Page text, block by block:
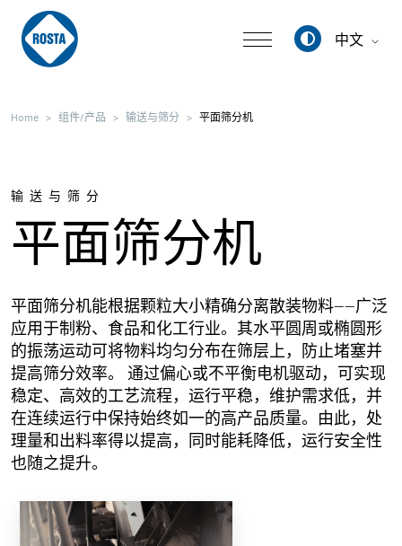
中文
Home 组件/产品 输送与筛分 平面筛分机
输送与筛分
平面筛分机
平面筛分机能根据颗粒大小精确分离散装物料——广泛
应用于制粉、食品和化工行业。其水平圆周或椭圆形
的振荡运动可将物料均匀分布在筛层上，防止堵塞并
提高筛分效率。 通过偏心或不平衡电机驱动，可实现
稳定、高效的工艺流程，运行平稳，维护需求低，并
在连续运行中保持始终如一的高产品质量。由此，处
理量和出料率得以提高，同时能耗降低，运行安全性
也随之提升。